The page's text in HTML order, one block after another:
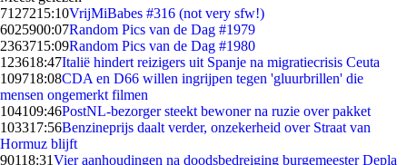
7127215:10VrijMiBabes #316 (not very sfw!)
6025900:07Random Pics van de Dag #1979
2363715:09Random Pics van de Dag #1980
123618:47Italië hindert reizigers uit Spanje na migratiecrisis Ceuta
109718:08CDA en D66 willen ingrijpen tegen 'gluurbrillen' die
mensen ongemerkt filmen
104109:46PostNL-bezorger steekt bewoner na ruzie over pakket
103317:56Benzineprijs daalt verder, onzekerheid over Straat van
Hormuz blijft
90118:31Vier aanhoudingen na doodsbedreiging burgemeester Depla